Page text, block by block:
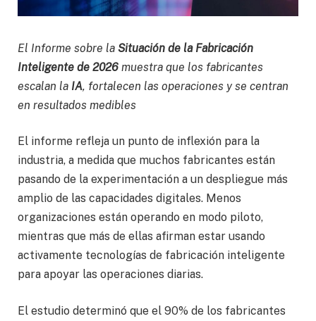
El Informe sobre la Situación de la Fabricación
Inteligente de 2026 muestra que los fabricantes
escalan la IA, fortalecen las operaciones y se centran
en resultados medibles
El informe refleja un punto de inflexión para la
industria, a medida que muchos fabricantes están
pasando de la experimentación a un despliegue más
amplio de las capacidades digitales. Menos
organizaciones están operando en modo piloto,
mientras que más de ellas afirman estar usando
activamente tecnologías de fabricación inteligente
para apoyar las operaciones diarias.
El estudio determinó que el 90% de los fabricantes